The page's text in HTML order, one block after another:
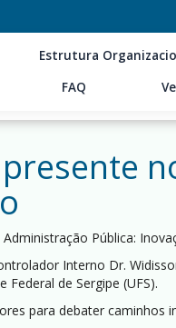
Estrutura
FAQ
Pública:
Interno Dr.
Federal de Sergipe (UFS).
para debater